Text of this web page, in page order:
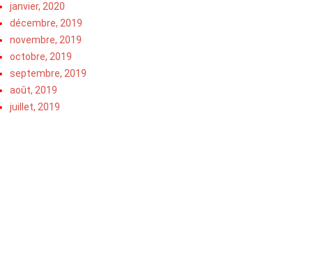
janvier, 2020
décembre, 2019
novembre, 2019
octobre, 2019
septembre, 2019
août, 2019
juillet, 2019